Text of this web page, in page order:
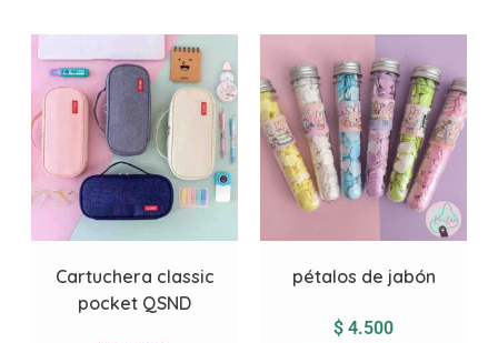
Cartuchera classic
pocket QSND
pétalos de jabón
$ 4.500